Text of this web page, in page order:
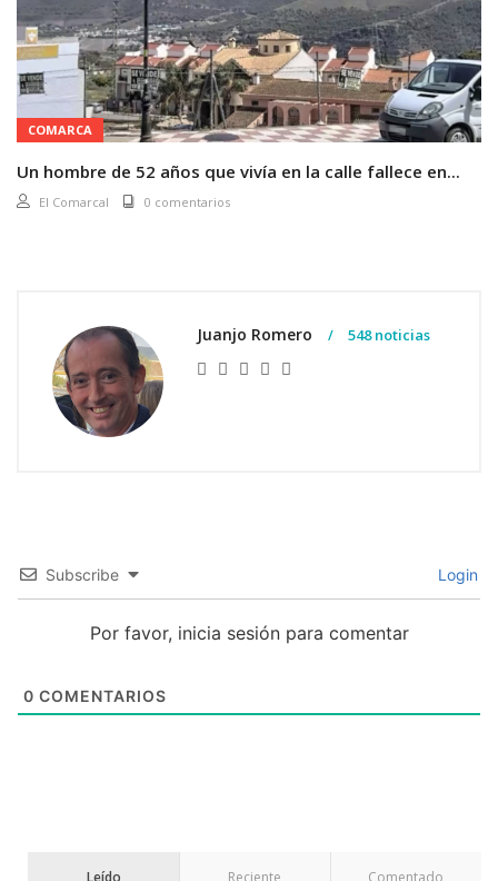
COMARCA
Un hombre de 52 años que vivía en la calle fallece en...
El Comarcal 0 comentarios
Juanjo Romero 548 noticias
Subscribe Login
Por favor, inicia sesión para comentar
0 COMENTARIOS